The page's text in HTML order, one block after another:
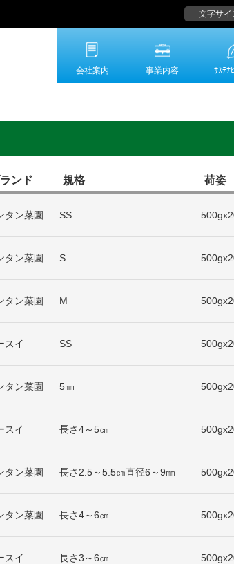
会社案内 事業内容 ｻｽﾃﾅ
ンド 規格 荷姿
タン菜園 SS
タン菜園 S
タン菜園 M
スイ SS
タン菜園 5㎜
スイ 長さ4～5㎝
タン菜園 長さ2.5～5.5㎝直径6～9㎜
タン菜園 長さ4～6㎝
スイ 長さ3～6㎝
文字サイ